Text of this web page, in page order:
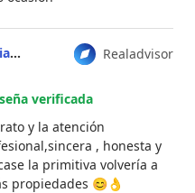
Realadvisor
verificada
y la atención
, honesta y
la primitiva volvería a
propiedades 😊👌